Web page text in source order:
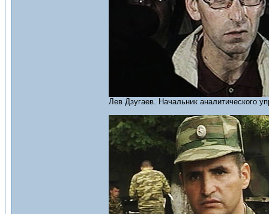
Лев Дзугаев. Начальник аналитического